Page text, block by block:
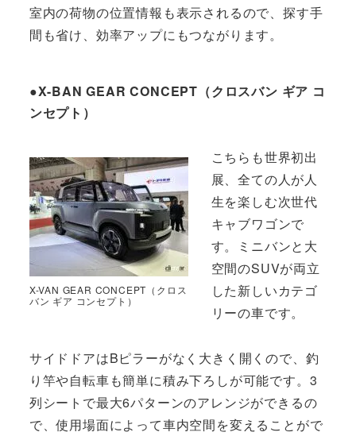
室内の荷物の位置情報も表示されるので、探す手
間も省け、効率アップにもつながります。
●X-BAN GEAR CONCEPT（クロスバン ギア コ
ンセプト）
X-VAN GEAR CONCEPT（クロス
バン ギア コンセプト）
こちらも世界初出
展、全ての人が人
生を楽しむ次世代
キャブワゴンで
す。ミニバンと大
空間のSUVが両立
した新しいカテゴ
リーの車です。
サイドドアはBピラーがなく大きく開くので、釣
り竿や自転車も簡単に積み下ろしが可能です。3
列シートで最大6パターンのアレンジができるの
で、使用場面によって車内空間を変えることがで